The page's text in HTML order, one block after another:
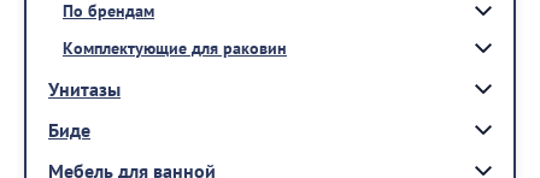
По брендам
Комплектующие для раковин
Унитазы
Биде
Мебель для ванной